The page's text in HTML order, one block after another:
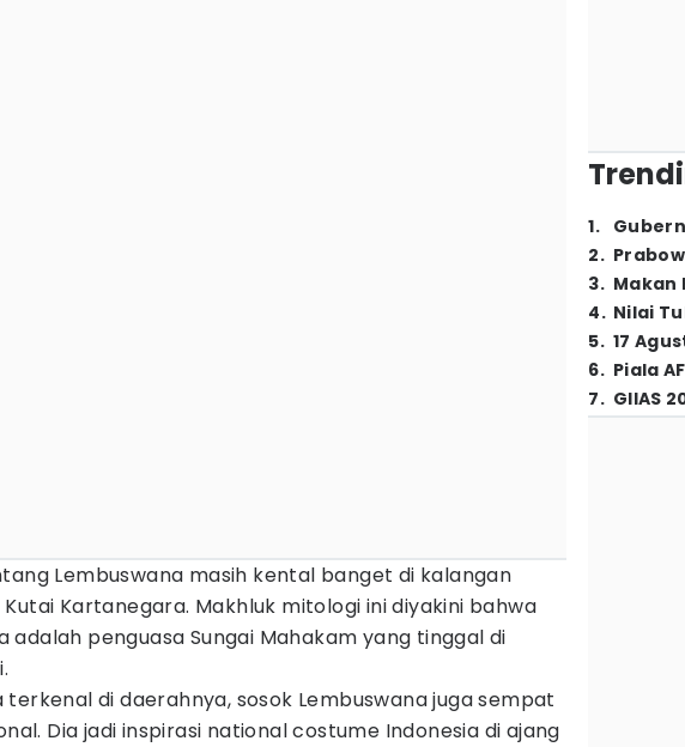
Lembuswana masih kental banget di kalangan
Kartanegara. Makhluk mitologi ini diyakini bahwa
adalah penguasa Sungai Mahakam yang tinggal di
terkenal di daerahnya, sosok Lembuswana juga sempat
Dia jadi inspirasi national costume Indonesia di ajang
1.
2.
3. Makan
4. Nilai
5. 17
6. Piala
7. GIIAS